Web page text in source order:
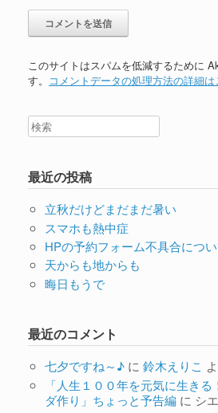
このサイトはスパムを低減するために
す。 コメントデータの処理方法の詳細
最近の投稿
立秋だけどまだまだ暑い
スマホも熱中症
HPの予約フォーム不具合につ
天からも地からも
晦日もうで
最近のコメント
七夕ですね～♪に 鈴木えりこ
「人生１００年を元気に生き
ダ作り」ちょっと予告編に シ